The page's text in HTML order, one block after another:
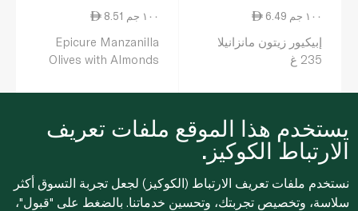
6.49 ١٠٠ جم
إبيكيور زيتون مانزانيلا
235 غ
0
8.51 ١٠٠ جم
Epicure Manzanilla
Olives with Almonds
0
يستخدم هذا الموقع ملفات تعريف
الارتباط الكوكيز.
نستخدم ملفات تعريف الارتباط (الكوكيز) لجعل تجربة التسوق أكثر
سلاسة، وتخصيص تجربتك، وتحسين خدماتنا. بالضغط على "قبول"،